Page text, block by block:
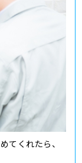
てくれたら、